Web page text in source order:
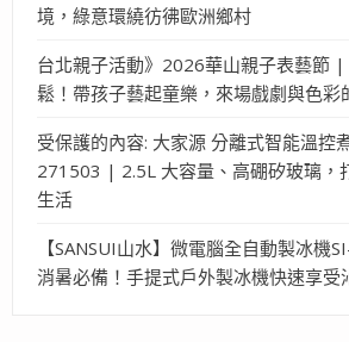
境，綠意環繞彷彿歐洲鄉村
台北親子活動》2026華山親子表藝節
鬆！帶孩子藝起童樂，來場戲劇與色彩
受保護的內容: 大家源 分離式智能溫控
271503 | 2.5L 大容量、高硼矽玻璃，
生活
【SANSUI山水】微電腦全自動製冰機
消暑必備！手提式戶外製冰機快速享受